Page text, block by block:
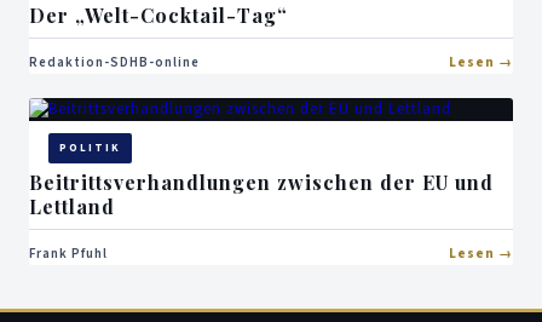
Der „Welt-Cocktail-Tag“
Redaktion-SDHB-online Lesen
POLITIK
Beitrittsverhandlungen zwischen der EU und
Lettland
Frank Pfuhl Lesen